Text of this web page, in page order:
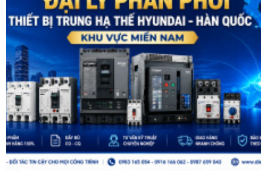
Nông nghiệp hiện đại:Sử dụng cho các hệ thống
tưới tiêu tự động và máy xay xát yêu cầu độ an
toàn điện cao.
Tại sao nên chọn mua thương hiệu
Selec?
Selec là thương hiệu hàng đầu thế giới trong lĩnh vực
thiết bị đo lường và bảo vệ điện. Các sản phẩm nhưRơ
le bảo vệ dòng điện 3 pha Selec MPR-3M-2-230Vluôn
đạt các chứng chỉ quốc tế về an toàn và chất lượng.
Khi lựa chọn sản phẩm Selec chính hãng, khách hàng